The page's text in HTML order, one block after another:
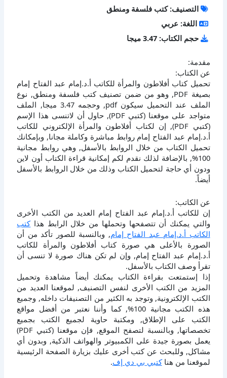
التصنيف: كتب فلسفة ومنطق
اللغة: عربي
حجم الكتاب: 3.47 ميجا
مقدمة:
عن الكتاب:
تحميل كتاب أفلاطون والمرأة للكاتب أ.د.إمام عبد الفتاح إمام
بصيغة PDF, وهو من ضمن تصنيف كتب فلسفة ومنطق, نوع
الملف عند التحميل سيكون pdf, وحجمه 3.47 ميجا, الملف
متواجد على موقعنا (كتبي PDF), حاول أن لاتنسى هذا الإسم
(كتبي PDF), إن لكتاب أفلاطون والمرأة الإلكتروني للكاتب
أ.د.إمام عبد الفتاح إمام روابط مباشرة وكاملة مجانا, وبإمكانك
تحميل الكتاب من خلال الروابط بالأسفل, وهي روابط مجانية
100%, بالإضافة لذلك نقدم لكم إمكانية قراءة الكتاب أون لاين
ودون أي حاجة لتحميل الكتاب وذلك من خلال الروابط بالأسفل
أيضاً.
عن الكاتب:
إن للكاتب أ.د.إمام عبد الفتاح إمام العديد من الكتب الأخرى
والتي يمكنك أن تتصفحها وتحملها من خلال الرابط هذاكتب
الكاتب أ.د.إمام عبد الفتاح إمام, وبالنسبة للصور تأكد من أن
الصورة بالأعلى هي صورة كتاب أفلاطون والمرأة للكاتب
أ.د.إمام عبد الفتاح إمام, وإن لم تكن هناك صورة لا تنسى أن
تقرأ وصف الكتاب بالأسفل.
إذا إستمتعت بقراءة الكتاب يمكنك أيضاً مشاهدة وتحميل
المزيد من الكتب الأخرى لنفس التصنيف, لموقعنا العديد من
الكتب الإلكترونية, وتوجد به الكثير من التصنيفات داخله, وجميع
هذه الكتب مجانية 100%, كما وأننا نعتبر من أفضل مواقع
الكتب على الإطلاق, ومكتبة حاوية لجميع الكتب بجميع
تخصصاتها, وبالنسبة لتصفح الموقع, فإن موقعنا (كتبي PDF)
يعمل بصورة جيدة على الكمبيوتر والهواتف الذكية, وبدون أي
مشاكل, وللبحث عن كتب أخرى عليك بزيارة الصفحة الرئيسية
لموقعنا من هناكتبي بي دي إف.